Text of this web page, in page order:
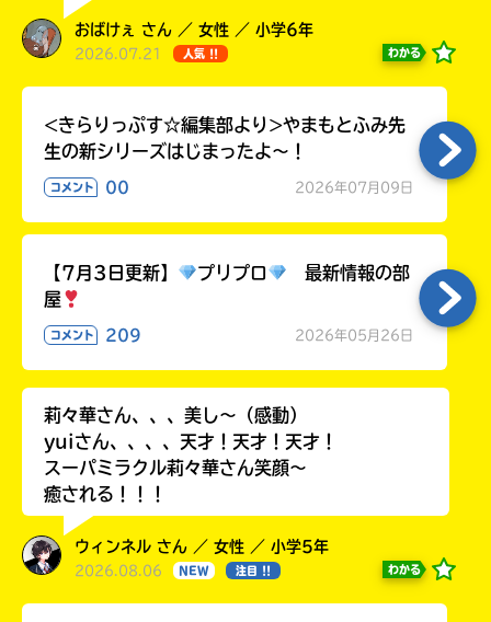
おばけぇ さん ／ 女性 ／ 小学6年
2026.07.21 人気 !! わかる
<きらりっぷす☆編集部より>やまもとふみ先
生の新シリーズはじまったよ～！
コメント 00 2026年07月09日
【7月3日更新】 プリプロ
最新情報の部
屋
コメント 209 2026年05月26日
莉々華さん、、、美し〜（感動）
yuiさん、、、、天才！天才！天才！
スーパミラクル莉々華さん笑顔〜
癒される！！！
ウィンネル さん ／ 女性 ／ 小学5年
2026.08.06 NEW 注目 !! わかる